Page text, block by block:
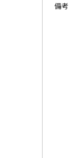
備考